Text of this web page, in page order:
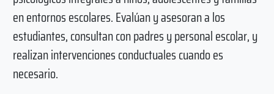
en entornos escolares. Evalúan y asesoran a los
estudiantes, consultan con padres y personal escolar, y
realizan intervenciones conductuales cuando es
necesario.